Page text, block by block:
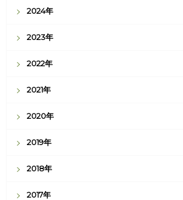
2024年
2023年
2022年
2021年
2020年
2019年
2018年
2017年